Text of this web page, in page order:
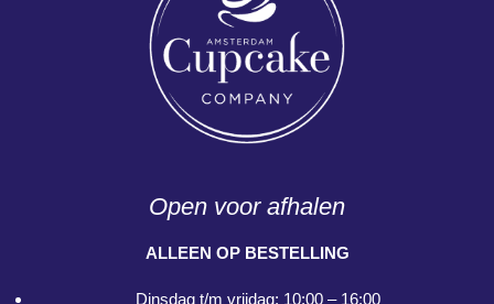
Open voor afhalen
ALLEEN OP BESTELLING
Dinsdag t/m vrijdag: 10:00 – 16:00